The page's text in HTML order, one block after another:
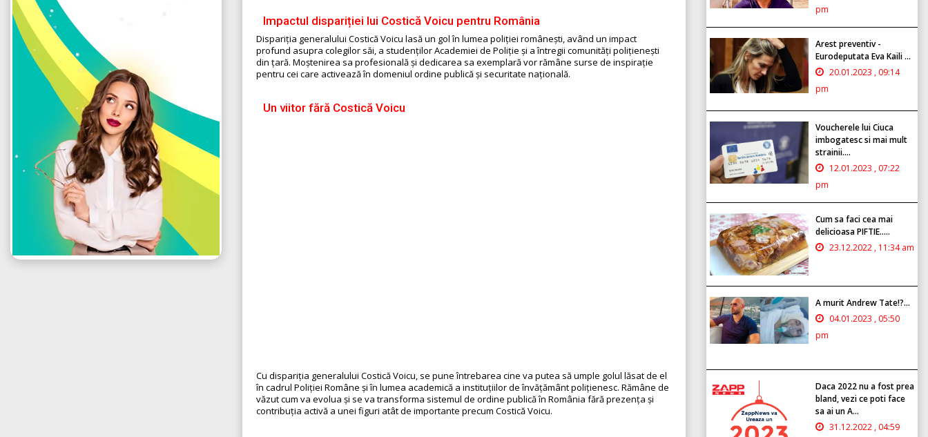
Impactul dispariției lui Costică Voicu pentru România
Dispariția generalului Costică Voicu lasă un gol în lumea poliției românești, având un impact
profund asupra colegilor săi, a studenților Academiei de Poliție și a întregii comunități polițienești
din țară. Moștenirea sa profesională și dedicarea sa exemplară vor rămâne surse de inspirație
pentru cei care activează în domeniul ordine publică și securitate națională.
Un viitor fără Costică Voicu
Cu dispariția generalului Costică Voicu, se pune întrebarea cine va putea să umple golul lăsat de el
în cadrul Poliției Române și în lumea academică a instituțiilor de învățământ polițienesc. Rămâne de
văzut cum va evolua și se va transforma sistemul de ordine publică în România fără prezența și
contribuția activă a unei figuri atât de importante precum Costică Voicu.
pm
Arest preventiv -
Eurodeputata Eva Kaili ...
20.01.2023 , 09:14
pm
Voucherele lui Ciuca
imbogatesc si mai mult
strainii....
12.01.2023 , 07:22
pm
Cum sa faci cea mai
delicioasa PIFTIE.....
23.12.2022 , 11:34 am
A murit Andrew Tate!?...
04.01.2023 , 05:50
pm
Daca 2022 nu a fost prea
bland, vezi ce poti face
sa ai un A...
31.12.2022 , 04:59